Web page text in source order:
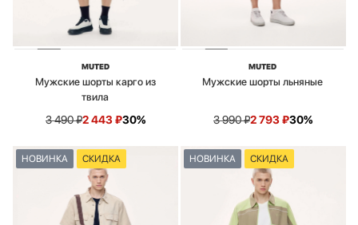
MUTED
Мужские шорты карго из
твила
3 490₽2 443₽30%
MUTED
Мужские шорты льняные
3 990₽2 793₽30%
НОВИНКА СКИДКА НОВИНКА СКИДКА